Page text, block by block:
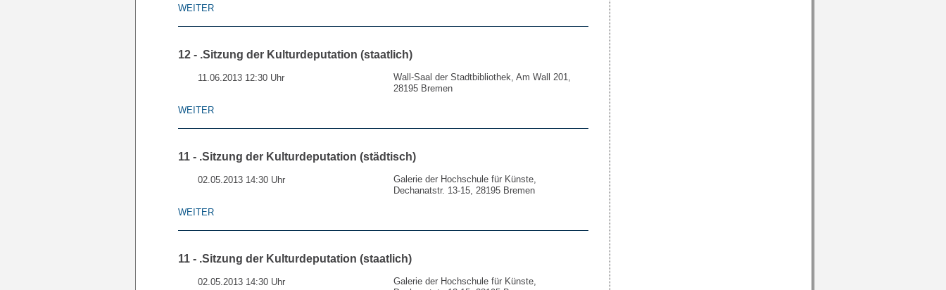
WEITER
12 - .Sitzung der Kulturdeputation (staatlich)
11.06.2013 12:30 Uhr
Wall-Saal der Stadtbibliothek, Am Wall 201,
28195 Bremen
WEITER
11 - .Sitzung der Kulturdeputation (städtisch)
02.05.2013 14:30 Uhr
Galerie der Hochschule für Künste,
Dechanatstr. 13-15, 28195 Bremen
WEITER
11 - .Sitzung der Kulturdeputation (staatlich)
02.05.2013 14:30 Uhr
Galerie der Hochschule für Künste,